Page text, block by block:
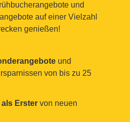
und
auf einer Vielzahl
genießen!
und
von bis zu 25
als Erster von neuen